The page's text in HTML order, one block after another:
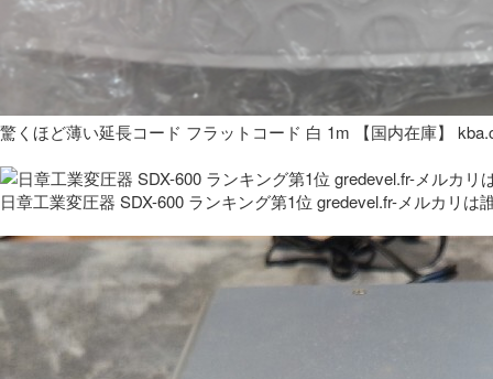
驚くほど薄い延長コード フラットコード 白 1m 【国内在庫】
日章工業変圧器 SDX-600 ランキング第1位 gredevel.fr-メルカリは